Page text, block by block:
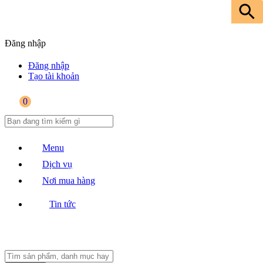
Đăng nhập
Đăng nhập
Tạo tài khoản
0
Menu
Dịch vụ
Nơi mua hàng
Tin tức